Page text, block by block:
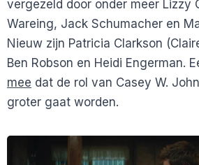
vergezeld door onder meer Lizzy
Wareing, Jack Schumacher en
Nieuw zijn Patricia Clarkson
Ben Robson en Heidi Engerman.
mee dat de rol van Casey W.
groter gaat worden.